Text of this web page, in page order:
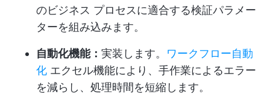
のビジネス プロセスに適合する検証パラメー
ターを組み込みます。
自動化機能： 実装します。 ワークフロー自動
化 エクセル機能により、手作業によるエラー
を減らし、処理時間を短縮します。